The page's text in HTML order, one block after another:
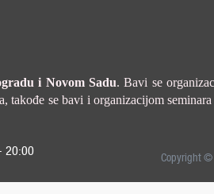
i Novom Sadu. Bavi se
takođe se bavi i organizacijom
20:00 Copyright ©